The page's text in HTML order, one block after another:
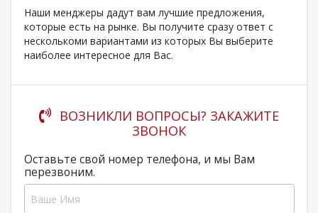
Наши менджеры дадут вам лучшие предложения,
которые есть на рынке. Вы получите сразу ответ с
несколькоми вариантами из которых Вы выберите
наиболее интересное для Вас.
ВОЗНИКЛИ ВОПРОСЫ? ЗАКАЖИТЕ
ЗВОНОК
Оставьте свой номер телефона, и мы Вам
перезвоним.